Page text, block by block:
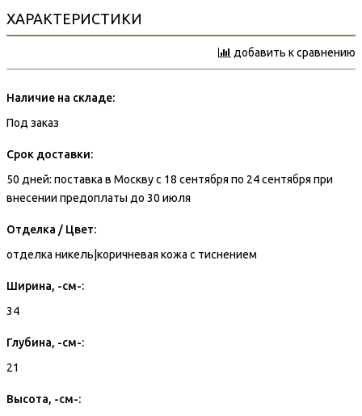
ХАРАКТЕРИСТИКИ
добавить к сравнению
Наличие на складе:
Под заказ
Срок доставки:
50 дней: поставка в Москву с 18 сентября по 24 сентября при
внесении предоплаты до 30 июля
Отделка / Цвет:
отделка никель|коричневая кожа с тиснением
Ширина, -см-:
34
Глубина, -см-:
21
Высота, -см-: